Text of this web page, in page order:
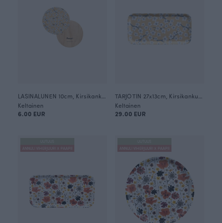
Keltainen
6.00 EUR
Keltainen
29.00 EUR
ANNULI VIHERJUURI X PAAPII
ANNULI VIHERJUURI X PAAPII